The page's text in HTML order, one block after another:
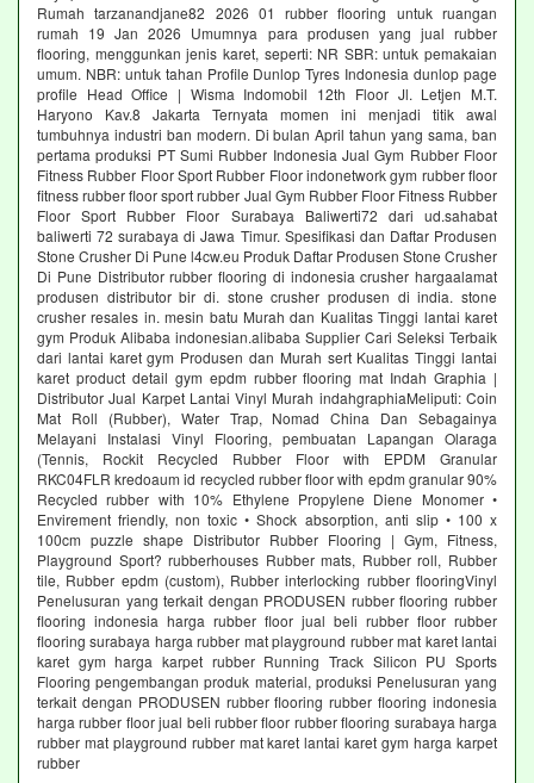
Rumah tarzanandjane82 2026 01 rubber flooring untuk ruangan
rumah 19 Jan 2026 Umumnya para produsen yang jual rubber
flooring, menggunkan jenis karet, seperti: NR SBR: untuk pemakaian
umum. NBR: untuk tahan Profile Dunlop Tyres Indonesia dunlop page
profile Head Office | Wisma Indomobil 12th Floor Jl. Letjen M.T.
Haryono Kav.8 Jakarta Ternyata momen ini menjadi titik awal
tumbuhnya industri ban modern. Di bulan April tahun yang sama, ban
pertama produksi PT Sumi Rubber Indonesia Jual Gym Rubber Floor
Fitness Rubber Floor Sport Rubber Floor indonetwork gym rubber floor
fitness rubber floor sport rubber Jual Gym Rubber Floor Fitness Rubber
Floor Sport Rubber Floor Surabaya Baliwerti72 dari ud.sahabat
baliwerti 72 surabaya di Jawa Timur. Spesifikasi dan Daftar Produsen
Stone Crusher Di Pune l4cw.eu Produk Daftar Produsen Stone Crusher
Di Pune Distributor rubber flooring di indonesia crusher hargaalamat
produsen distributor bir di. stone crusher produsen di india. stone
crusher resales in. mesin batu Murah dan Kualitas Tinggi lantai karet
gym Produk Alibaba indonesian.alibaba Supplier Cari Seleksi Terbaik
dari lantai karet gym Produsen dan Murah sert Kualitas Tinggi lantai
karet product detail gym epdm rubber flooring mat Indah Graphia |
Distributor Jual Karpet Lantai Vinyl Murah indahgraphiaMeliputi: Coin
Mat Roll (Rubber), Water Trap, Nomad China Dan Sebagainya
Melayani Instalasi Vinyl Flooring, pembuatan Lapangan Olaraga
(Tennis, Rockit Recycled Rubber Floor with EPDM Granular
RKC04FLR kredoaum id recycled rubber floor with epdm granular 90%
Recycled rubber with 10% Ethylene Propylene Diene Monomer •
Envirement friendly, non toxic • Shock absorption, anti slip • 100 x
100cm puzzle shape Distributor Rubber Flooring | Gym, Fitness,
Playground Sport? rubberhouses Rubber mats, Rubber roll, Rubber
tile, Rubber epdm (custom), Rubber interlocking rubber flooringVinyl
Penelusuran yang terkait dengan PRODUSEN rubber flooring rubber
flooring indonesia harga rubber floor jual beli rubber floor rubber
flooring surabaya harga rubber mat playground rubber mat karet lantai
karet gym harga karpet rubber Running Track Silicon PU Sports
Flooring pengembangan produk material, produksi Penelusuran yang
terkait dengan PRODUSEN rubber flooring rubber flooring indonesia
harga rubber floor jual beli rubber floor rubber flooring surabaya harga
rubber mat playground rubber mat karet lantai karet gym harga karpet
rubber